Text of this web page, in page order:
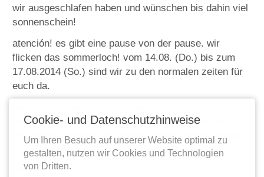
wir ausgeschlafen haben und wünschen bis dahin viel
sonnenschein!
atención! es gibt eine pause von der pause. wir
flicken das sommerloch! vom 14.08. (Do.) bis zum
17.08.2014 (So.) sind wir zu den normalen zeiten für
euch da.
nun weiter. am donnerstag, den 04.09.2014 sind wir
mit einem frischem und ausgeruhtem lächeln wieder
für euch da.
Zurück
Cookie- und Datenschutzhinweise
Um Ihren Besuch auf unserer Website optimal zu
gestalten, nutzen wir Cookies und Technologien
von Dritten.